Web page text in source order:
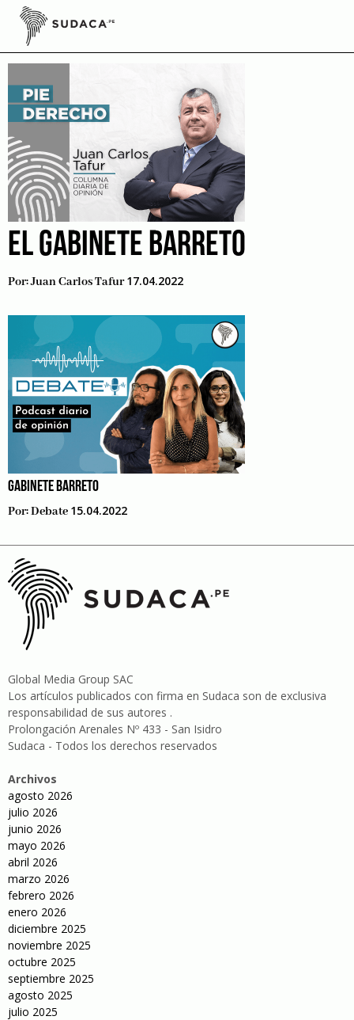
Skip
contentCardenal Barreto
EL GABINETE BARRETO
Por:Juan Carlos Tafur 17.04.2022
GABINETE BARRETO
Por:Debate 15.04.2022
Global Media Group SAC
Los artículos publicados con firma en Sudaca son de exclusiva
responsabilidad de sus autores .
Prolongación Arenales Nº 433 - San Isidro
Sudaca - Todos los derechos reservados
Archivos
agosto 2026
julio 2026
junio 2026
mayo 2026
abril 2026
marzo 2026
febrero 2026
enero 2026
diciembre 2025
noviembre 2025
octubre 2025
septiembre 2025
agosto 2025
julio 2025